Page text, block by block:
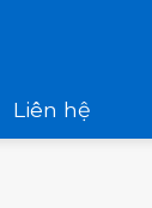
Liên hệ